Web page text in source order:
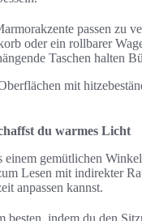
passen zu
oder ein rollbarer
Taschen halten
mit
du warmes Licht
einem gemütlichen
Lesen mit indirekter
anpassen kannst.
indem du den